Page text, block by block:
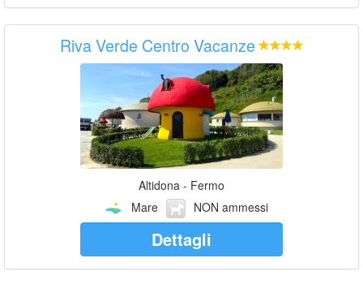
Riva Verde Centro Vacanze
Altidona - Fermo
Mare
NON ammessi
Dettagli